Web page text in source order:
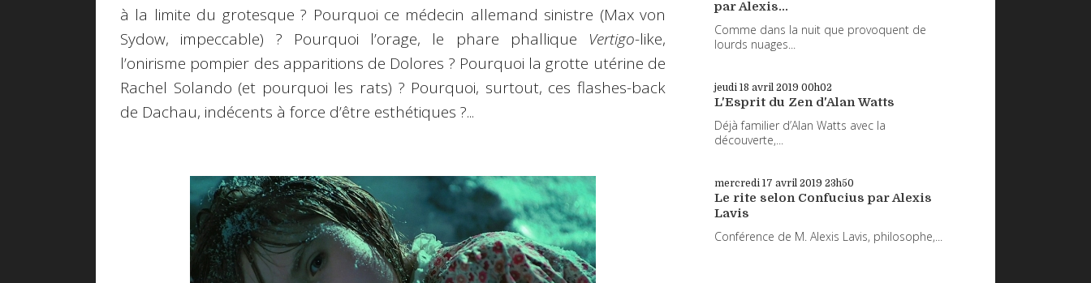
à la limite du grotesque ? Pourquoi ce médecin allemand sinistre (Max von
Sydow, impeccable) ? Pourquoi l’orage, le phare phallique Vertigo-like,
l’onirisme pompier des apparitions de Dolores ? Pourquoi la grotte utérine de
Rachel Solando (et pourquoi les rats) ? Pourquoi, surtout, ces flashes-back
de Dachau, indécents à force d’être esthétiques ?...
par Alexis...
Comme dans la nuit que provoquent de
lourds nuages...
jeudi 18 avril 2019 00h02
L'Esprit du Zen d'Alan Watts
Déjà familier d’Alan Watts avec la
découverte,...
mercredi 17 avril 2019 23h50
Le rite selon Confucius par Alexis
Lavis
Conférence de M. Alexis Lavis, philosophe,...